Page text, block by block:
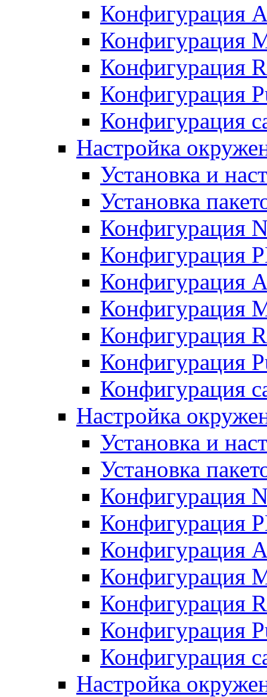
Конфигурация
Конфигурация
Конфигурация
Конфигурация
Конфигурация
Настройка
Установка и
Установка
Конфигурация
Конфигурация
Конфигурация
Конфигурация
Конфигурация
Конфигурация
Конфигурация
Настройка
Установка и
Установка
Конфигурация
Конфигурация
Конфигурация
Конфигурация
Конфигурация
Конфигурация
Конфигурация
Настройка